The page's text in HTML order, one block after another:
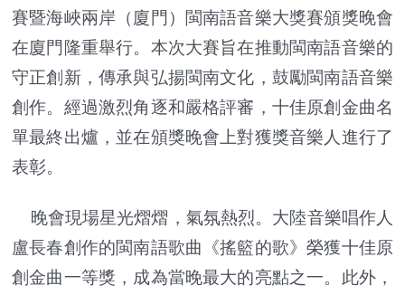
賽暨海峽兩岸（廈門）閩南語音樂大獎賽頒獎晚會
在廈門隆重舉行。本次大賽旨在推動閩南語音樂的
守正創新，傳承與弘揚閩南文化，鼓勵閩南語音樂
創作。經過激烈角逐和嚴格評審，十佳原創金曲名
單最終出爐，並在頒獎晚會上對獲獎音樂人進行了
表彰。
晚會現場星光熠熠，氣氛熱烈。大陸音樂唱作人
盧長春創作的閩南語歌曲《搖籃的歌》榮獲十佳原
創金曲一等獎，成為當晚最大的亮點之一。此外，